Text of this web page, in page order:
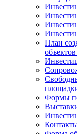
План
Формы